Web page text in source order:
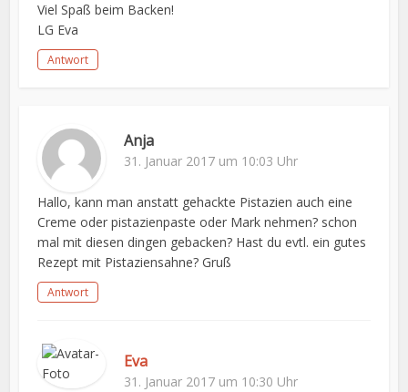
Viel Spaß beim Backen!
LG Eva
Antwort
Anja
31. Januar 2017 um 10:03 Uhr
Hallo, kann man anstatt gehackte Pistazien auch eine
Creme oder pistazienpaste oder Mark nehmen? schon
mal mit diesen dingen gebacken? Hast du evtl. ein gutes
Rezept mit Pistaziensahne? Gruß
Antwort
Eva
31. Januar 2017 um 10:30 Uhr